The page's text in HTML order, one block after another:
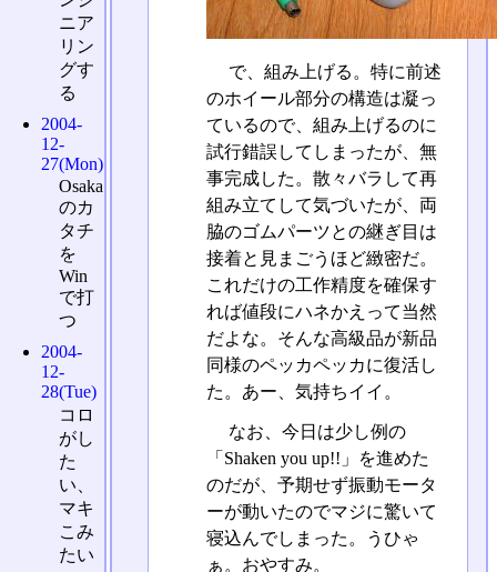
で、組み上げる。特に前述
のホイール部分の構造は凝っ
ているので、組み上げるのに
試行錯誤してしまったが、無
事完成した。散々バラして再
組み立てして気づいたが、両
脇のゴムパーツとの継ぎ目は
接着と見まごうほど緻密だ。
これだけの工作精度を確保す
れば値段にハネかえって当然
だよな。そんな高級品が新品
同様のペッカペッカに復活し
た。あー、気持ちイイ。
なお、今日は少し例の
「Shaken you up!!」を進めた
のだが、予期せず振動モータ
ーが動いたのでマジに驚いて
寝込んでしまった。うひゃ
ぁ。おやすみ。
ニア
リン
グす
る
2004-
12-
27(Mon)
Osaka
のカ
タチ
を
Win
で打
つ
2004-
12-
28(Tue)
コロ
がし
た
い、
マキ
こみ
たい